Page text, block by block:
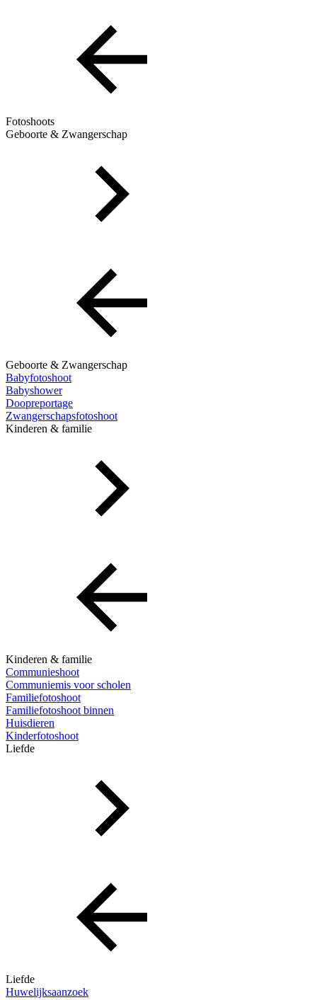
Fotoshoots
Geboorte & Zwangerschap
Geboorte & Zwangerschap
Babyfotoshoot
Babyshower
Doopreportage
Zwangerschapsfotoshoot
Kinderen & familie
Kinderen & familie
Communieshoot
Communiemis voor scholen
Familiefotoshoot
Familiefotoshoot binnen
Huisdieren
Kinderfotoshoot
Liefde
Liefde
Huwelijksaanzoek